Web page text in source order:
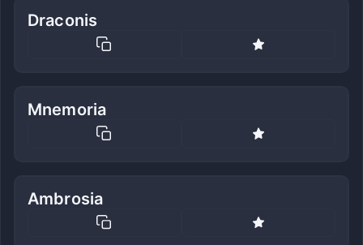
Draconis
Mnemoria
Ambrosia